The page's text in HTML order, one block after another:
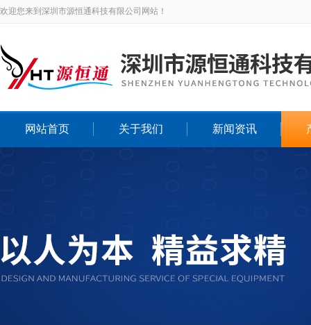
欢迎您来到深圳市源恒通科技有限公司网站！
网站首页 关于我们 新闻资讯